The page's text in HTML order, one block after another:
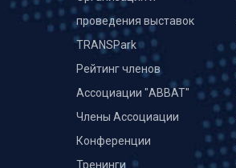
проведения выставок
TRANSPark
Рейтинг членов
Ассоциации "АВВАТ"
Члены Ассоциации
Конференции
Тренинги